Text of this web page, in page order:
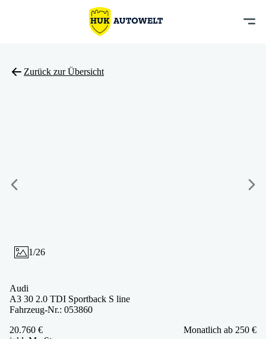
Zurück zur Übersicht
1/26
Audi
A3 30 2.0 TDI Sportback S line
Fahrzeug-Nr.: 053860
20.760 €
Monatlich ab 250 €